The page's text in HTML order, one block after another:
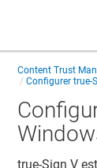
Content Trust
Configurer true-
true-Sign V